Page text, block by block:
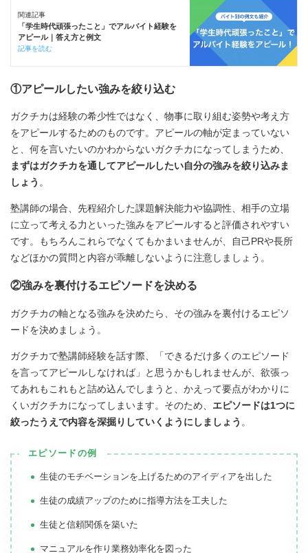
関連記事
「学生時代頑張ったこと」でアルバイト経験を
アピール｜答え方と例文
記事を読む
①アピールしたい強みを絞り込む
ガクチカは経験の希少性ではなく、物事に取り組む姿勢や考え方
をアピールするためのものです。アピールの軸が定まっていない
と、何を言いたいのかわからないガクチカになってしまうため、
まずはガクチカを通してアピールしたい自分の強みを絞り込みま
しょう 。
塾講師の場合、先程紹介した課題解決能力や協調性、相手の立場
に立って考える力といった強みをアピールすると評価されやすい
です。もちろんこれらでなくてもかまいませんが、自己PRや長所
などほかの質問と内容が乖離しないように注意しましょう。
②強みを裏付けるエピソードを決める
ガクチカの軸となる強みを決めたら、その強みを裏付けるエピソ
ードを決めましょう。
ガクチカで塾講師経験を話す際、「できるだけ多くのエピソード
を言ってアピールしなければ」と思うかもしれませんが、欲張っ
てあれもこれもと詰め込んでしまうと、かえって要点がわかりに
くいガクチカになってしまいます。そのため、 エピソードは1つに
絞ったうえで内容を深掘りしていくようにしましょう 。
エピソードの例
生徒のモチベーションを上げるためのアイディアを出した
生徒の成績アップのために指導方法を工夫した
生徒と信頼関係を築いた
マニュアルを作り業務効率化を図った